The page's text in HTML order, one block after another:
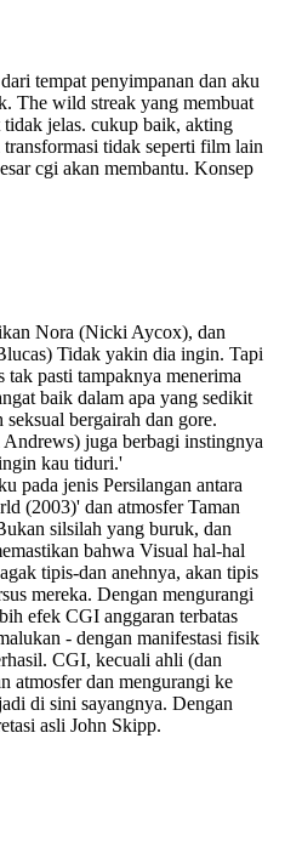
tempat penyimpanan dan aku
The wild streak yang membuat
tidak jelas. cukup baik, akting
tidak seperti film lain
cgi akan membantu. Konsep
Nora (Nicki Aycox), dan
Tidak yakin dia ingin. Tapi
tak pasti tampaknya menerima
baik dalam apa yang sedikit
bergairah dan gore.
juga berbagi instingnya
kau tiduri.'
pada jenis Persilangan antara
(2003)' dan atmosfer Taman
silsilah yang buruk, dan
bahwa Visual hal-hal
tipis-dan anehnya, akan tipis
mereka. Dengan mengurangi
efek CGI anggaran terbatas
- dengan manifestasi fisik
CGI, kecuali ahli (dan
atmosfer dan mengurangi ke
di sini sayangnya. Dengan
asli John Skipp.